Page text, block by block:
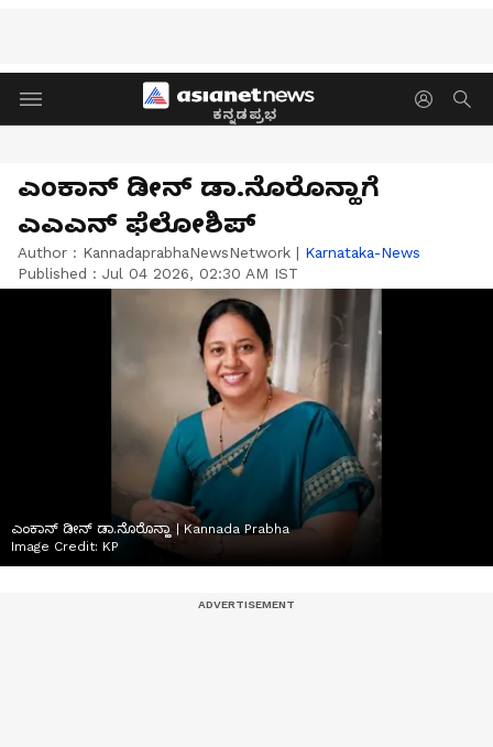
ಕನ್ನಡಪ್ರಭ
ಎಂಕಾನ್‌ ಡೀನ್‌ ಡಾ.ನೊರೊನ್ಹಾಗೆ
ಎಎಎನ್‌ ಫೆಲೋಶಿಪ್
Author : KannadaprabhaNewsNetwork | Karnataka-News
Published : Jul 04 2026, 02:30 AM IST
ಎಂಕಾನ್‌ ಡೀನ್‌ ಡಾ.ನೊರೊನ್ಹಾ | Kannada Prabha
Image Credit: KP